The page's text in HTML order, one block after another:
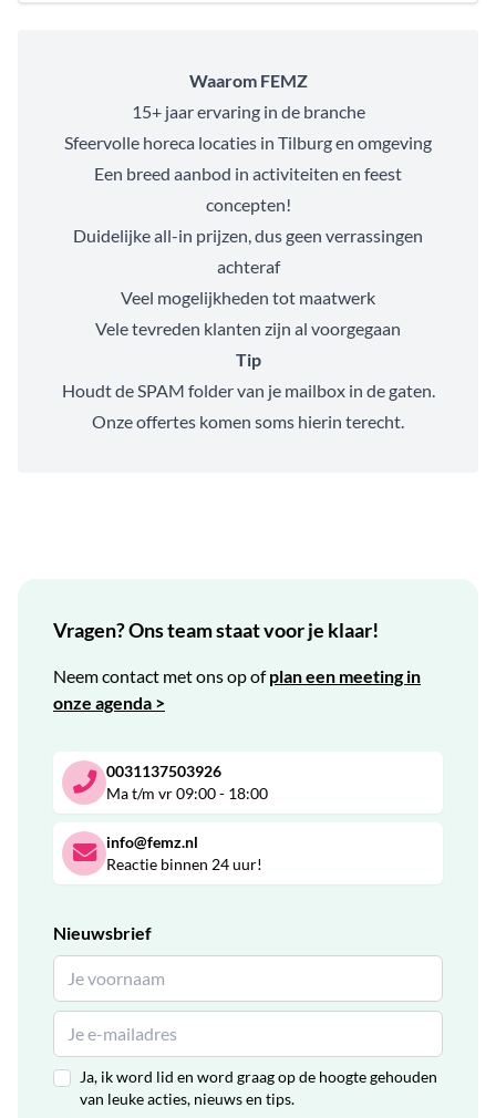
Waarom FEMZ
15+ jaar ervaring in de branche
Sfeervolle horeca locaties in Tilburg en omgeving
Een breed aanbod in activiteiten en feest
concepten!
Duidelijke all-in prijzen, dus geen verrassingen
achteraf
Veel mogelijkheden tot maatwerk
Vele tevreden klanten zijn al voorgegaan
Tip
Houdt de SPAM folder van je mailbox in de gaten.
Onze offertes komen soms hierin terecht.
Vragen? Ons team staat voor je klaar!
Neem contact met ons op ofplan een meeting in
onze agenda >
0031137503926
Ma t/m vr 09:00 - 18:00
info@femz.nl
Reactie binnen 24 uur!
Nieuwsbrief
Ja, ik word lid en word graag op de hoogte gehouden
van leuke acties, nieuws en tips.